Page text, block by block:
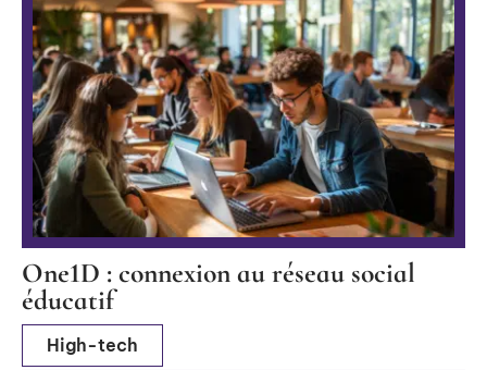
One1D : connexion au réseau social
éducatif
High-tech